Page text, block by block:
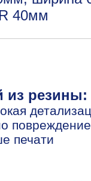
40мм
из резины:
печати